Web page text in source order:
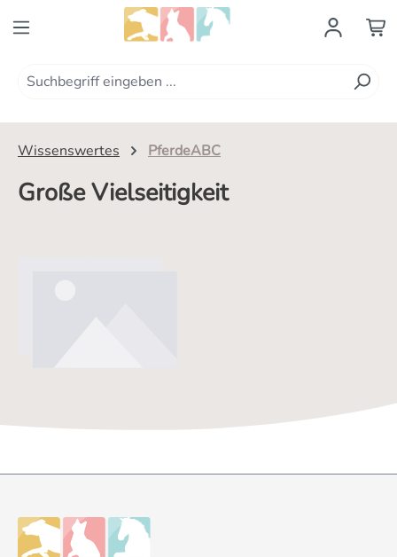
Zum Hauptinhalt springen
Wissenswertes PferdeABC
Große Vielseitigkeit